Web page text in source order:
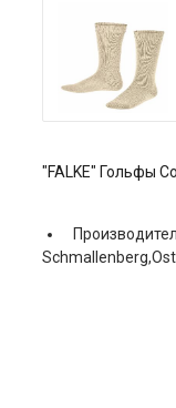
"FALKE" Гольфы